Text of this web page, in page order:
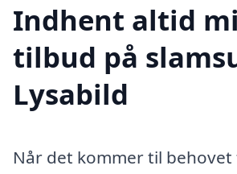
Indhent altid
tilbud på
Lysabild
Når det kommer til behovet